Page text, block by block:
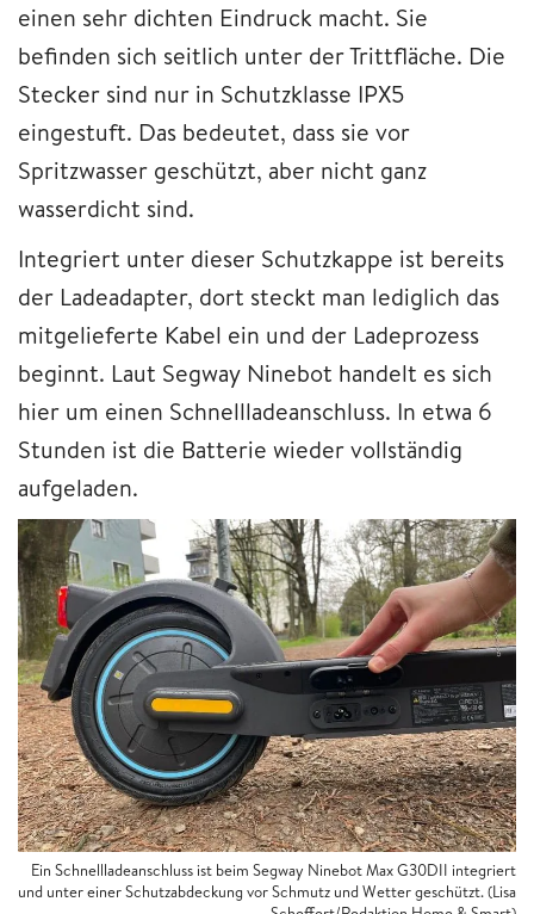
einen sehr dichten Eindruck macht. Sie
befinden sich seitlich unter der Trittfläche. Die
Stecker sind nur in Schutzklasse IPX5
eingestuft. Das bedeutet, dass sie vor
Spritzwasser geschützt, aber nicht ganz
wasserdicht sind.
Integriert unter dieser Schutzkappe ist bereits
der Ladeadapter, dort steckt man lediglich das
mitgelieferte Kabel ein und der Ladeprozess
beginnt. Laut Segway Ninebot handelt es sich
hier um einen Schnellladeanschluss. In etwa 6
Stunden ist die Batterie wieder vollständig
aufgeladen.
Ein Schnellladeanschluss ist beim Segway Ninebot Max G30DII integriert
und unter einer Schutzabdeckung vor Schmutz und Wetter geschützt. (Lisa